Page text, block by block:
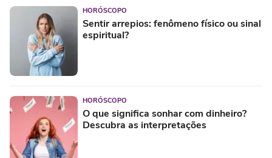
HORÓSCOPO
Sentir arrepios: fenômeno físico ou sinal
espiritual?
HORÓSCOPO
O que significa sonhar com dinheiro?
Descubra as interpretações